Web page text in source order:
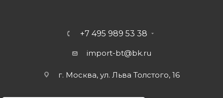
+7 495 989 53 38
import-bt@bk.ru
г. Москва, ул. Льва Толстого, 16